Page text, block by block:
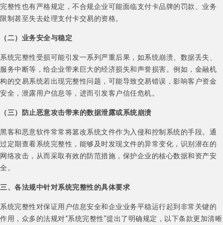
完整性也有严格规定，不合规企业可能面临支付卡品牌的罚款、业务
限制甚至失去处理支付卡交易的资格。
（二）业务安全与稳定
系统完整性受损可能引发一系列严重后果，如系统崩溃、数据丢失、
服务中断等，给企业带来巨大的经济损失和声誉损害。例如，金融机
构的交易系统若出现完整性问题，可能导致交易错误，影响客户资金
安全，泄露用户信息等，进而引发客户信任危机。
（三）防止恶意攻击带来的数据泄露或系统崩溃
黑客和恶意软件常常将篡改系统文件作为入侵和控制系统的手段。通
过定期查看系统完整性，能够及时发现文件的异常变化，识别潜在的
网络攻击，从而采取有效的防范措施，保护企业的核心数据和资产安
全。
三、各法规中针对系统完整性的具体要求
系统完整性对保证用户信息安全和企业业务平稳运行起到非常关键的
作用，众多的法规对“系统完整性”提出了明确规定，以下条款更加清晰